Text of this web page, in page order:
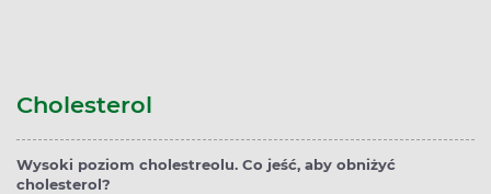
Cholesterol
Wysoki poziom cholestreolu. Co jeść, aby obniżyć
cholesterol?